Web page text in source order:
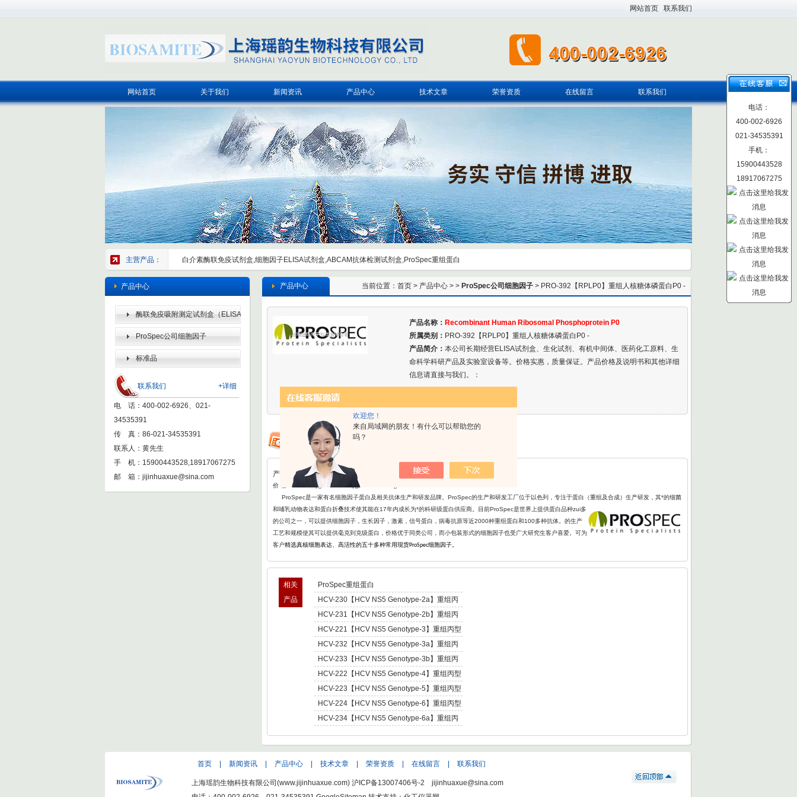
欢迎您！
来自局域网的朋友！有什么可以帮助您的
吗？
网站首页 联系我们
网站首页 关于我们 新闻资讯 产品中心 技术文章 荣誉资质 在线留言 联系我们
主营产品： 白介素酶联免疫试剂盒,细胞因子ELISA试剂盒,ABCAM抗体检测试剂盒,ProSpec重组蛋白
产品中心
酶联免疫吸附测定试剂盒（ELISA
KIT） ProSpec公司细胞因子
标准品
+详细
联系我们
电 话：400-002-6926、021-
34535391
传 真：86-021-34535391
联系人：黄先生
手 机：15900443528,18917067275
邮 箱： jijinhuaxue@sina.com
当前位置： 首页 > 产品中心 > > ProSpec公司细胞因子 > PRO-392【RPLP0】重组人核糖体磷蛋白P0 -
产品中心
产品名称： Recombinant Human Ribosomal Phosphoprotein P0
所属类别： PRO-392【RPLP0】重组人核糖体磷蛋白P0 -
产品简介： 本公司长期经营ELISA试剂盒、生化试剂、有机中间体、医药化工原料、生
命科学科研产品及实验室设备等。价格实惠，质量保证。产品价格及说明书和其他详细
信息请直接与我们。：
产品详情
价 格： ￥800/5μg ￥2080/20μg ￥44800/1mg
ProSpec是一家有名细胞因子蛋白及相关抗体生产和研发品牌。ProSpec的生产和研发工厂位于以色列，专注于蛋白（重组及合成）生产研发，其*的细菌
和哺乳动物表达和蛋白折叠技术使其能在17年内成长为*的科研级蛋白供应商。目前ProSpec是世界上提供蛋白品种zui多
的公司之一，可以提供细胞因子，生长因子，激素，信号蛋白，病毒抗原等近2000种重组蛋白和100多种抗体。的生产
工艺和规模使其可以提供毫克到克级蛋白，价格优于同类公司，而小包装形式的细胞因子也受广大研究生客户喜爱。可为
客户精选真核细胞表达、高活性的五十多种常用现货ProSpec细胞因子。
相关
产品
ProSpec重组蛋白
HCV-230【HCV NS5 Genotype-2a】重组丙
型肝炎病毒NS5,基因型2a -Recombinant
Hepatitis C Virus NS5 enotype-2a
HCV-231【HCV NS5 Genotype-2b】重组丙
型肝炎病毒NS5,基因型2b -Recombinant
Hepatitis C Virus NS5 enotype-2b
HCV-221【HCV NS5 Genotype-3】重组丙型
肝炎病毒NS5,基因型3 -Recombinant Hepatitis
C Virus NS5 enotype-3
HCV-232【HCV NS5 Genotype-3a】重组丙
型肝炎病毒NS5,基因型3a -Recombinant
Hepatitis C Virus NS5 enotype-3a
HCV-233【HCV NS5 Genotype-3b】重组丙
型肝炎病毒NS5,基因型3b -Recombinant
Hepatitis C Virus NS5 enotype-3b
HCV-222【HCV NS5 Genotype-4】重组丙型
肝炎病毒NS5,基因型4 -Recombinant Hepatitis
C Virus NS5 enotype-4
HCV-223【HCV NS5 Genotype-5】重组丙型
肝炎病毒NS5,基因型5 -Recombinant Hepatitis
C Virus NS5 enotype-5
HCV-224【HCV NS5 Genotype-6】重组丙型
肝炎病毒NS5,基因型6 -Recombinant Hepatitis
HCV-234【HCV NS5 Genotype-6a】重组丙
Hepatitis C Virus NS5 enotype-6a
首页 新闻资讯 产品中心 技术文章 荣誉资质 在线留言 联系我们
上海瑶韵生物科技有限公司(www.jijinhuaxue.com) 沪ICP备13007406号-2
jijinhuaxue@sina.com
电话：
400-002-6926
021-34535391
手机：
15900443528
18917067275